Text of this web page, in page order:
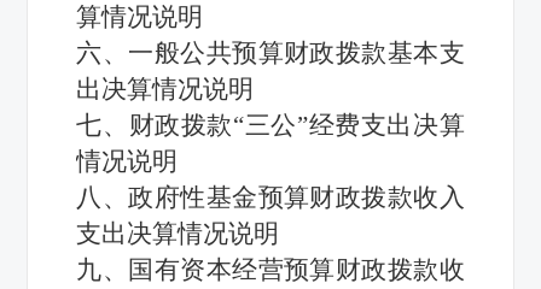
算情况说明
六、一般公共预算财政拨款基本支
出决算情况说明
七、 财政拨款“三公”经费支出 决算
情况说明
八、政府性基金预算财政拨款收入
支出决算情况说明
九、国有资本经营预算财政拨款收